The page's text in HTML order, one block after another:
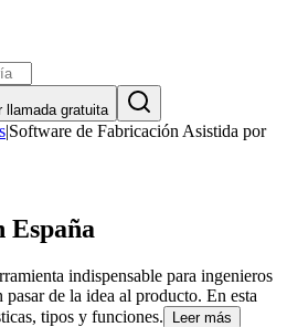
llamada gratuita
|Software de Fabricación Asistida por
España
indispensable para ingenieros
pasar de la idea al producto. En esta
tipos y funciones.
Leer más